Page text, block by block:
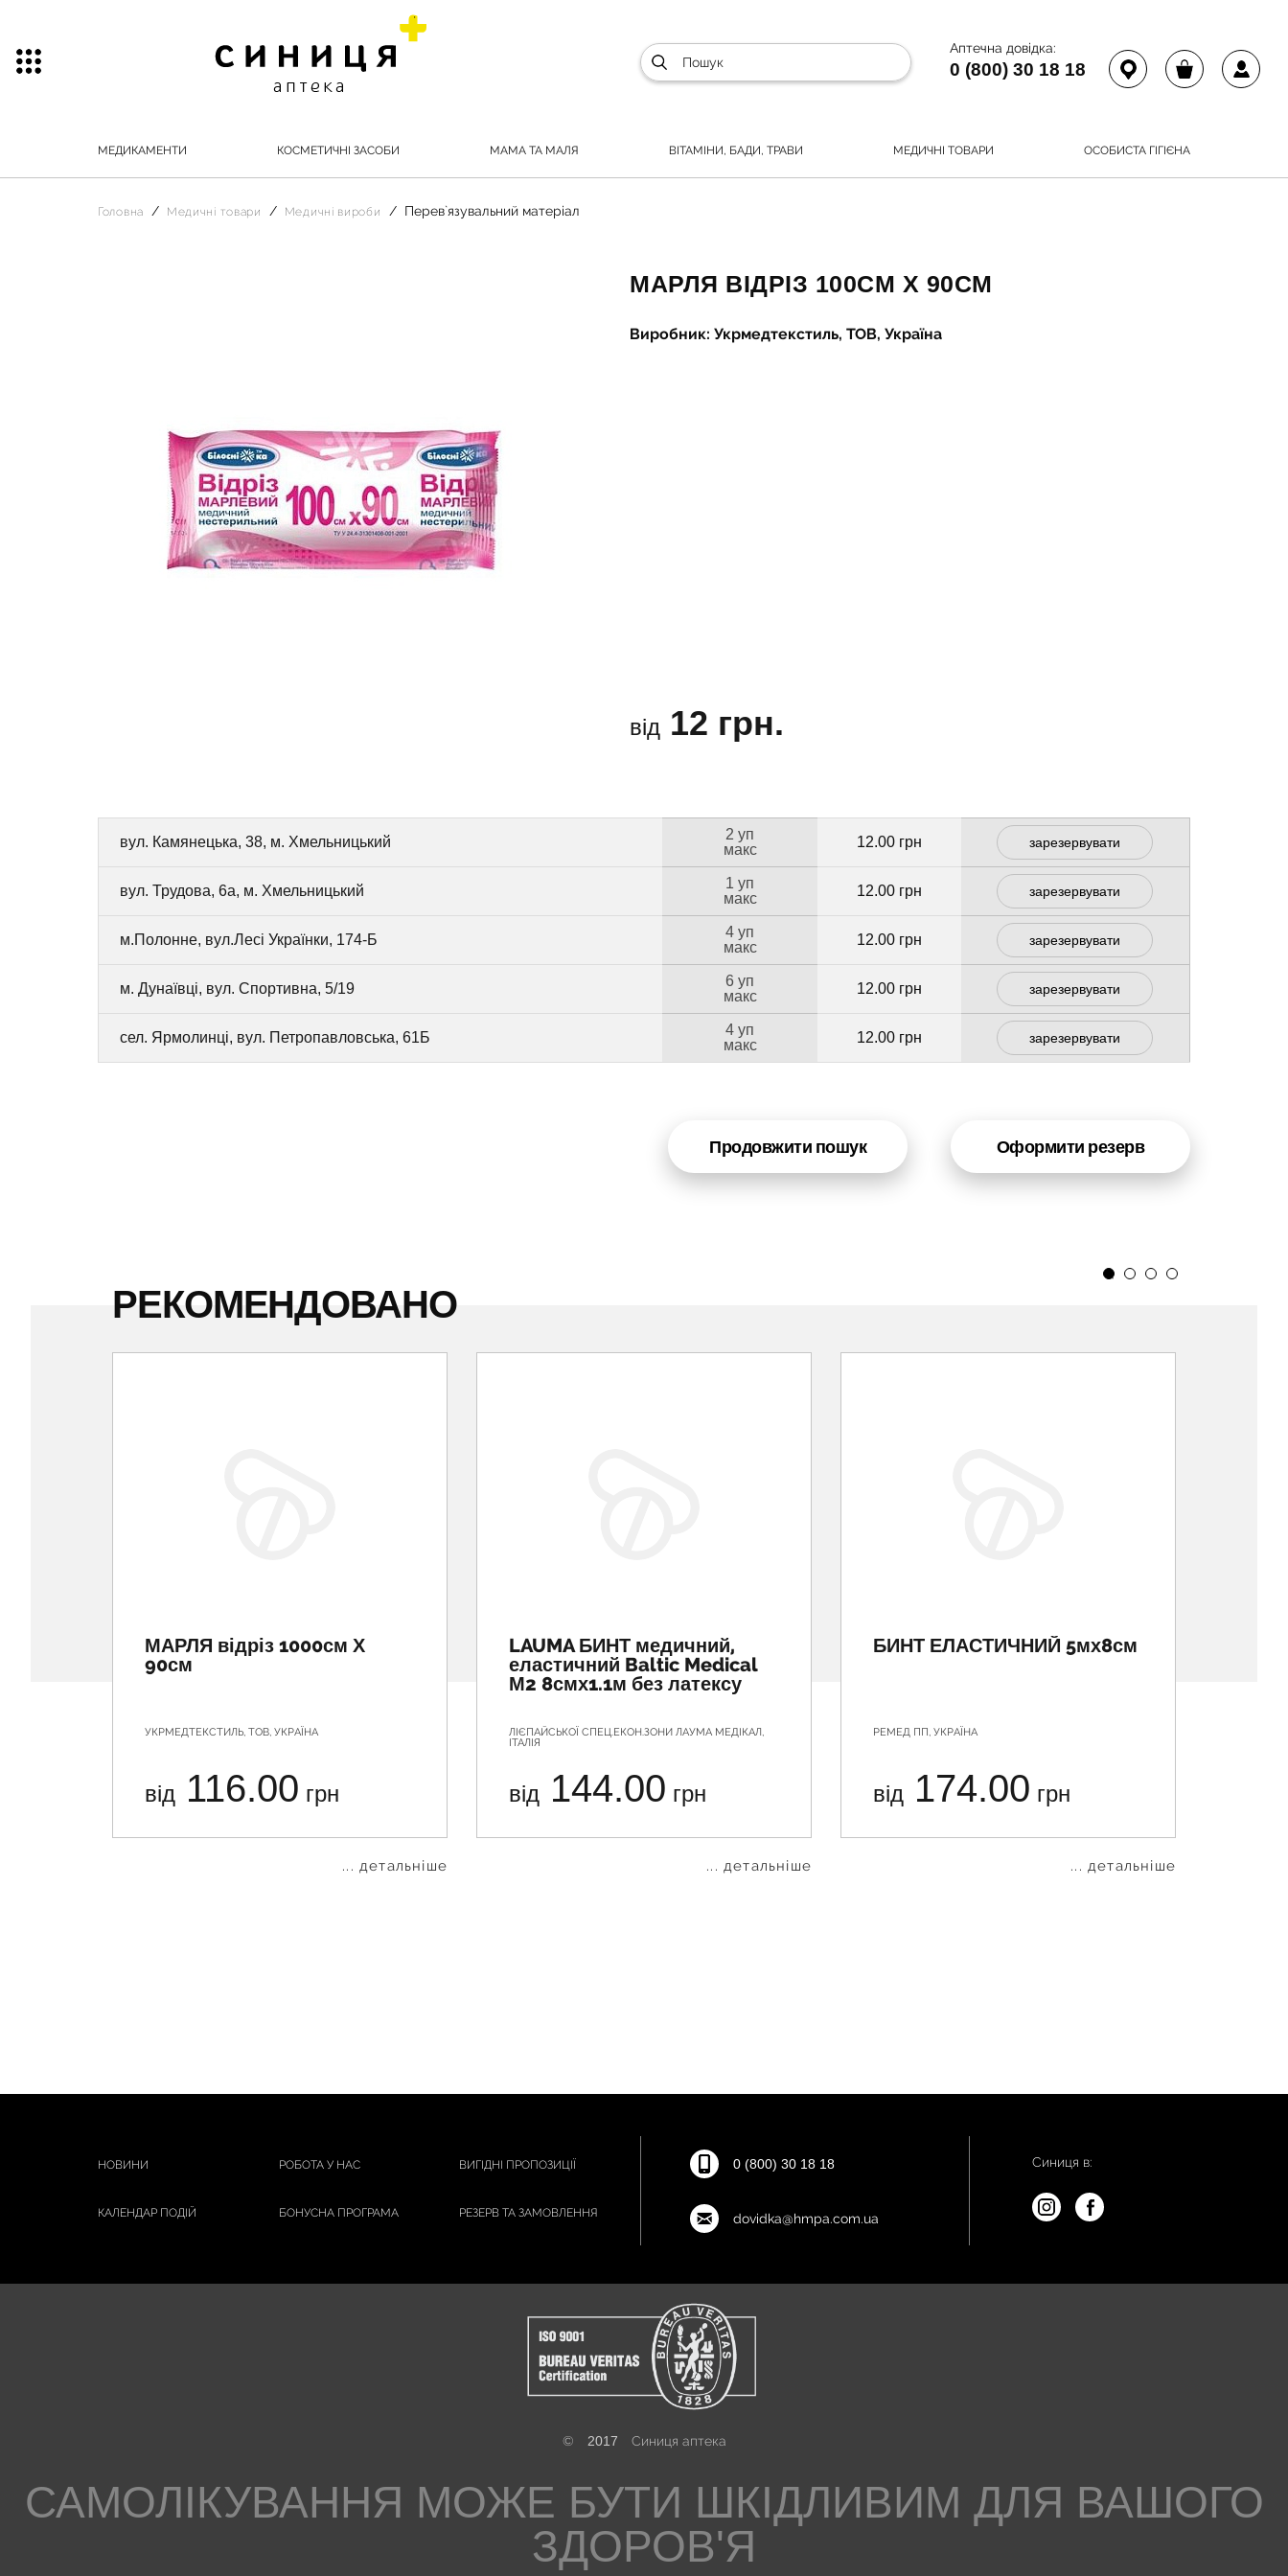
Аптечна довідка:
0 (800) 30 18 18
МЕДИКАМЕНТИ КОСМЕТИЧНІ ЗАСОБИ МАМА ТА МАЛЯ ВІТАМІНИ, БАДИ, ТРАВИ МЕДИЧНІ ТОВАРИ ОСОБИСТА ГІГІЄНА
Головна Медичні товари Медичні вироби Перев`язувальний матеріал
МАРЛЯ ВІДРІЗ 100СМ Х 90СМ
Виробник: Укрмедтекстиль, ТОВ, Україна
від 12 грн.
вул. Камянецька, 38, м. Хмельницький
2 уп
макс
12.00 грн зарезервувати
вул. Трудова, 6а, м. Хмельницький
1 уп
макс
12.00 грн зарезервувати
м.Полонне, вул.Лесі Українки, 174-Б
4 уп
макс
12.00 грн зарезервувати
м. Дунаївці, вул. Спортивна, 5/19
6 уп
макс
12.00 грн зарезервувати
сел. Ярмолинці, вул. Петропавловська, 61Б
4 уп
макс
12.00 грн зарезервувати
Продовжити пошук Оформити резерв
РЕКОМЕНДОВАНО
МАРЛЯ відріз 1000см Х
90см
УКРМЕДТЕКСТИЛЬ, ТОВ, УКРАЇНА
від 116.00 грн
... детальніше
LAUMA БИНТ медичний,
еластичний Baltic Medical
М2 8смх1.1м без латексу
ЛІЄПАЙСЬКОЇ СПЕЦ.ЕКОН.ЗОНИ ЛАУМА МЕДІКАЛ,
ІТАЛІЯ
від 144.00 грн
... детальніше
БИНТ ЕЛАСТИЧНИЙ 5мх8см
РЕМЕД ПП, УКРАЇНА
від 174.00 грн
... детальніше
НОВИНИ РОБОТА У НАС ВИГІДНІ ПРОПОЗИЦІЇ
КАЛЕНДАР ПОДІЙ БОНУСНА ПРОГРАМА РЕЗЕРВ ТА ЗАМОВЛЕННЯ
0 (800) 30 18 18
dovidka@hmpa.com.ua
Синиця в:
© 2017 Синиця аптека
САМОЛІКУВАННЯ МОЖЕ БУТИ ШКІДЛИВИМ ДЛЯ ВАШОГО
ЗДОРОВ'Я